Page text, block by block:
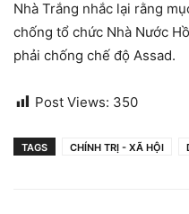
Nhà Trắng nhắc lại rằng
chống tổ chức Nhà Nước
phải chống chế độ Assad.
Post Views: 350
TAGS CHÍNH TRỊ - XÃ HỘI